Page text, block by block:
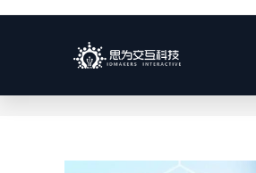
BI商业智能